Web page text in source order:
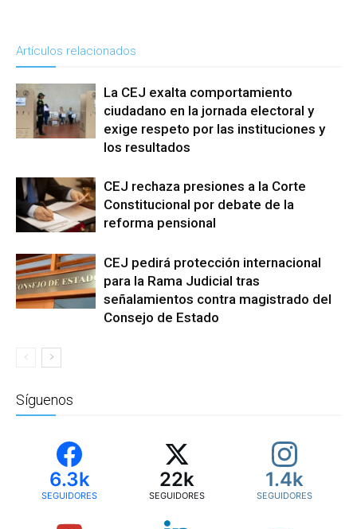
Artículos relacionados
La CEJ exalta comportamiento
ciudadano en la jornada electoral y
exige respeto por las instituciones y
los resultados
CEJ rechaza presiones a la Corte
Constitucional por debate de la
reforma pensional
CEJ pedirá protección internacional
para la Rama Judicial tras
señalamientos contra magistrado del
Consejo de Estado
Síguenos
6.3k
SEGUIDORES
22k
SEGUIDORES
1.4k
SEGUIDORES